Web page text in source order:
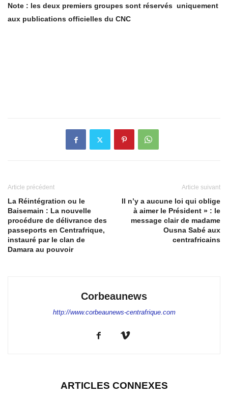
Note : les deux premiers groupes sont réservés uniquement
aux publications officielles du CNC
Article précédent
La Réintégration ou le
Baisemain : La nouvelle
procédure de délivrance des
passeports en Centrafrique,
instauré par le clan de
Damara au pouvoir
Article suivant
Il n’y a aucune loi qui oblige
à aimer le Président » : le
message clair de madame
Ousna Sabé aux
centrafricains
Corbeaunews
http://www.corbeaunews-centrafrique.com
ARTICLES CONNEXES